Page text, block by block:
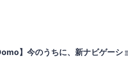
】今のうちに、新ナビゲーシ